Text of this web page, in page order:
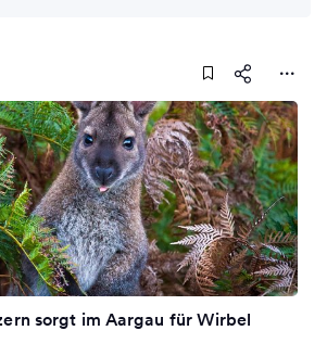
sorgt im Aargau für Wirbel